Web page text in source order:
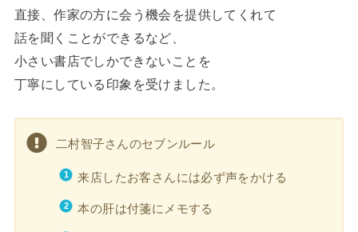
直接、作家の方に会う機会を提供してくれて
話を聞くことができるなど、
小さい書店でしかできないことを
丁寧にしている印象を受けました。
二村智子さんのセブンルール
来店したお客さんには必ず声をかける
本の肝は付箋にメモする